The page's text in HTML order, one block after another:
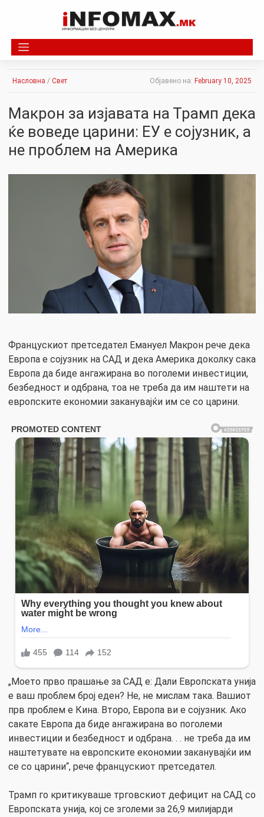
Насловна / Свет Објавено на: February 10, 2025
Макрон за изјавата на Трамп дека
ќе воведе царини: ЕУ е сојузник, а
не проблем на Америка
Францускиот претседател Емануел Макрон рече дека
Европа е сојузник на СAД и дека Америка доколку сака
Европа да биде ангажирана во поголеми инвестиции,
безбедност и одбрана, тоа не треба да им наштети на
европските економии заканувајќи им се со царини.
„Моето прво прашање за САД е: Дали Европската унија
е ваш проблем број еден? Не, не мислам така. Вашиот
прв проблем е Кина. Второ, Европа ви е сојузник. Ако
сакате Европа да биде ангажирана во поголеми
инвестиции и безбедност и одбрана. . . не треба да им
наштетувате на европските економии заканувајќи им
се со царини“, рече францускиот претседател.
Трамп го критикуваше трговскиот дефицит на САД со
Европската унија, кој се зголеми за 26,9 милијарди